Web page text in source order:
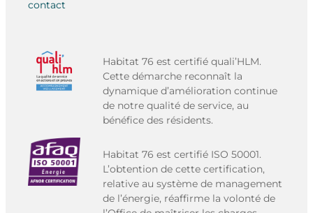
contact
Habitat 76 est certifié quali’HLM.
Cette démarche reconnaît la
dynamique d’amélioration continue
de notre qualité de service, au
bénéfice des résidents.
Habitat 76 est certifié ISO 50001.
L’obtention de cette certification,
relative au système de management
de l’énergie, réaffirme la volonté de